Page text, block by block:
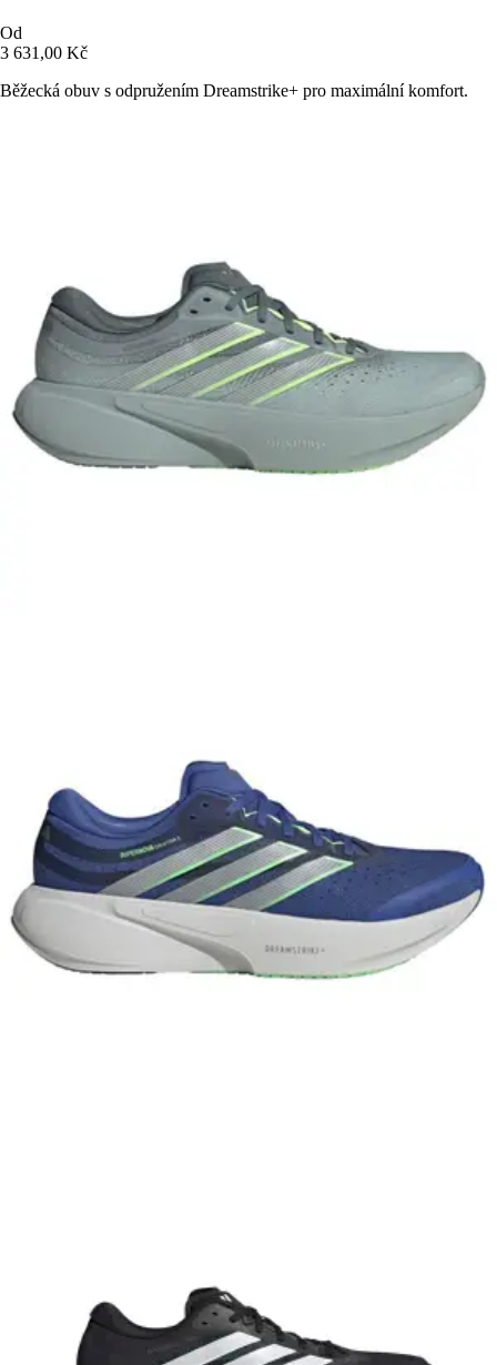
Od
3 631,00 Kč
Běžecká obuv s odpružením Dreamstrike+ pro maximální komfort.